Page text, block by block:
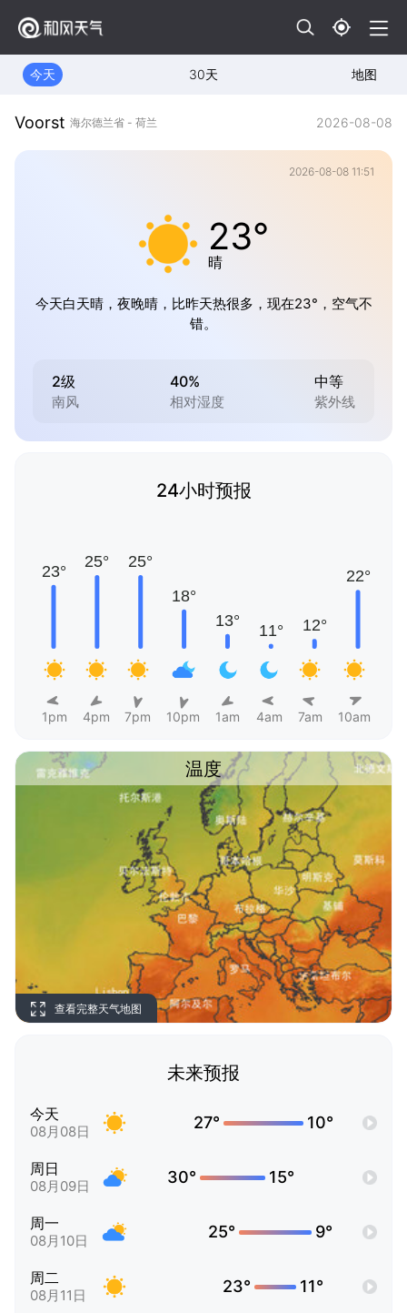
今天 30天 地图
Voorst 海尔德兰省 - 荷兰 2026-08-08
2026-08-08 11:51
23°
晴
今天白天晴，夜晚晴，比昨天热很多，现在23°，空气不
错。
2级
南风
40%
相对湿度
中等
紫外线
24小时预报
1pm 4pm 7pm 10pm 1am 4am 7am 10am
温度
查看完整天气地图
未来预报
今天
08月08日 27° 10°
周日
08月09日 30° 15°
周一
08月10日 25° 9°
周二
08月11日 23° 11°